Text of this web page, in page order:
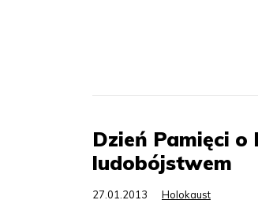
Dzień Pamięci
ludobójstwem
27.01.2013 Holokaust